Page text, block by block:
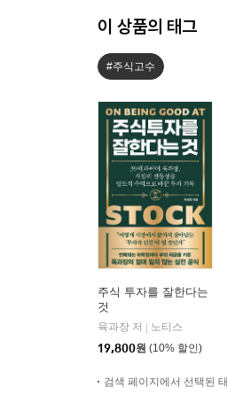
이 상품의 태그
#주식고수
주식 투자를 잘한다는
것
육과장 저
노티스
19,800원 (10% 할인)
검색 페이지에서 선택된